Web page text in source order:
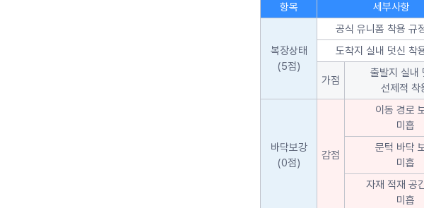
항목 세부사항
복장상태
(5점)
공식 유니폼 착용 규
도착지 실내 덧신 착
가점
출발지 실내
선제적 착
바닥보강
(0점)
감점
이동 경로
미흡
문턱 바닥
미흡
자재 적재 공
미흡